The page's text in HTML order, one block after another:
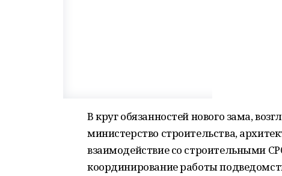
В круг обязанностей нового зама,
министерство строительства,
взаимодействие со строительными
координирование работы